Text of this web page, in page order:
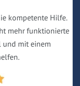
kompetente Hilfe.
mehr funktionierte
und mit einem